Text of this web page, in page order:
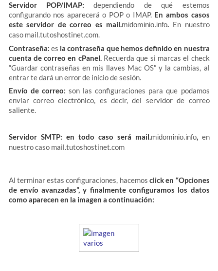
Servidor POP/IMAP: dependiendo de qué estemos
configurando nos aparecerá o POP o IMAP. En ambos casos
este servidor de correo es mail.midominio.info. En nuestro
caso mail.tutoshostinet.com.
Contraseña: es la contraseña que hemos definido en nuestra
cuenta de correo en cPanel. Recuerda que si marcas el check
“Guardar contraseñas en mis llaves Mac OS” y la cambias, al
entrar te dará un error de inicio de sesión.
Envío de correo: son las configuraciones para que podamos
enviar correo electrónico, es decir, del servidor de correo
saliente.
Servidor SMTP: en todo caso será mail.midominio.info,en
nuestro caso mail.tutoshostinet.com
Al terminar estas configuraciones, hacemos click en “Opciones
de envío avanzadas”, y finalmente configuramos los datos
como aparecen en la imagen a continuación: